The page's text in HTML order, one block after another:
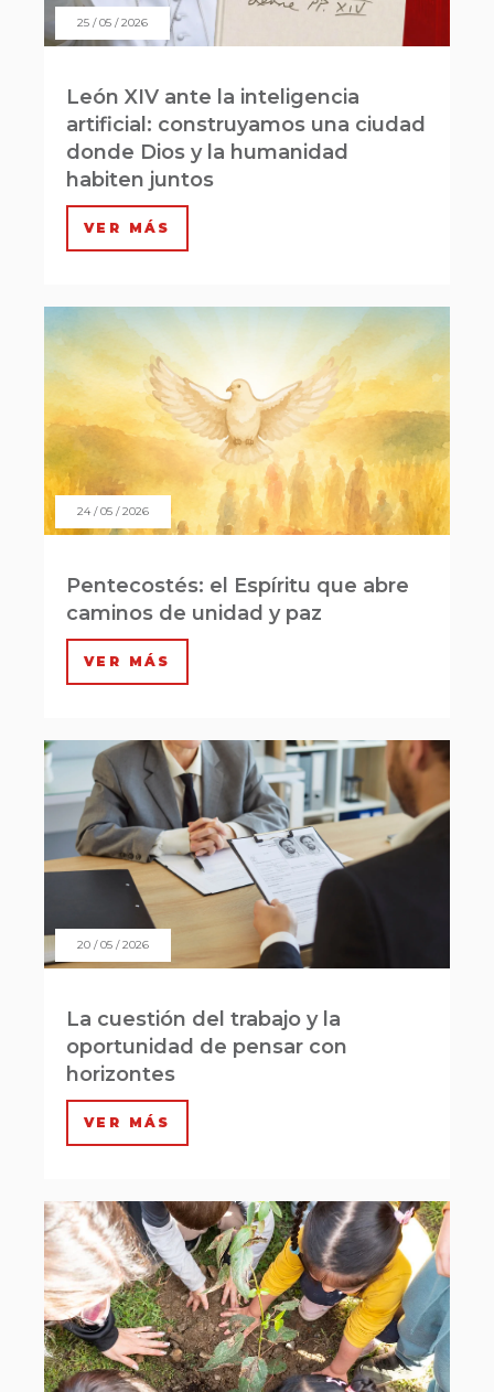
25 / 05 / 2026
León XIV ante la inteligencia
artificial: construyamos una ciudad
donde Dios y la humanidad
habiten juntos
VER MÁS
24 / 05 / 2026
Pentecostés: el Espíritu que abre
caminos de unidad y paz
VER MÁS
20 / 05 / 2026
La cuestión del trabajo y la
oportunidad de pensar con
horizontes
VER MÁS